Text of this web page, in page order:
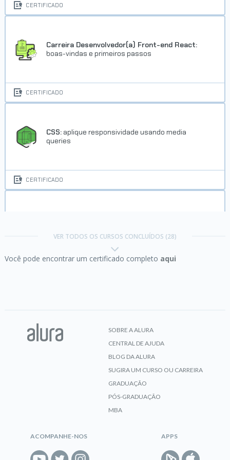
CERTIFICADO
Carreira Desenvolvedor(a) Front-end React:
boas-vindas e primeiros passos
CERTIFICADO
CSS: aplique responsividade usando media
queries
CERTIFICADO
explorando seletores e utilizando variáveis
VER TODOS OS CURSOS CONCLUÍDOS (28)
Você pode encontrar um certificado completo aqui
SOBRE A ALURA
CENTRAL DE AJUDA
BLOG DA ALURA
SUGIRA UM CURSO OU CARREIRA
GRADUAÇÃO
PÓS-GRADUAÇÃO
MBA
ACOMPANHE-NOS APPS